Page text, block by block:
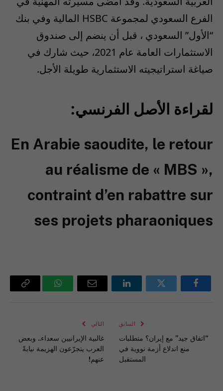
الفرع السعودي لمجموعة HSBC المالية وفي بنك
“الأول” السعودي ، قبل أن ينضم إلى صندوق
الاستثمارات العامة عام 2021، حيث شارك في
صياغة استراتيجيته الاستثمارية طويلة الأجل.
لقراءة الأصل الفرنسي:
En Arabie saoudite, le retour
au réalisme de « MBS »,
contraint d’en rabattre sur
ses projets pharaoniques
فيسبوك تويتر لينكدإن
البريد
واتساب Copy
السابق
“اتفاق جيد” مع إيران؟ متطلبات
منع اندلاع أزمة نووية في
المستقبل
التالي
غالبية الإيرانيين سعداء.. وبعض
العرب يتجرّعون الهزيمة نيابةً
عنهم!